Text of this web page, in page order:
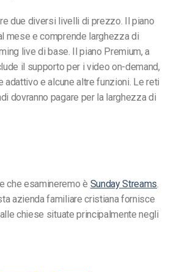
due diversi livelli di prezzo. Il piano
mese e comprende larghezza di
live di base. Il piano Premium, a
il supporto per i video on-demand,
adattivo e alcune altre funzioni. Le reti
dovranno pagare per la larghezza di
che esamineremo è Sunday Streams
azienda familiare cristiana fornisce
chiese situate principalmente negli